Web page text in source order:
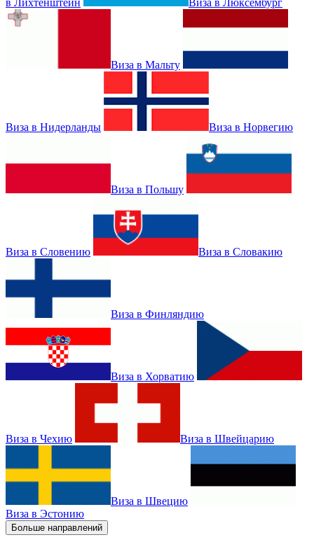
в Лихтенштейн Виза в Люксембург
Виза в Мальту
Виза в Нидерланды Виза в Норвегию
Виза в Польшу
Виза в Словению Виза в Словакию
Виза в Финляндию
Виза в Хорватию
Виза в Чехию Виза в Швейцарию
Виза в Швецию
Виза в Эстонию
Больше направлений